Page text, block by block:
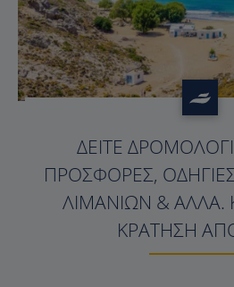
?>
ΔΕΊΤΕ
ΠΡΟΣΦΟΡΈΣ,
ΛΙΜΑΝΙΏΝ & ΆΛΛΑ.
ΚΡΆΤΗΣΗ